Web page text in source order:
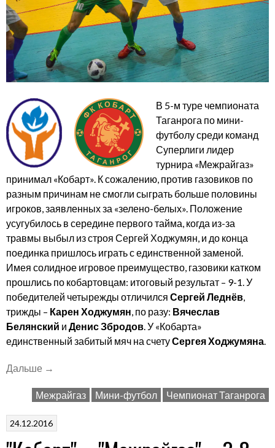
В 5-м туре чемпионата
Таганрога по мини-
футболу среди команд
Суперлиги лидер
турнира «Межрайгаз»
принимал «Кобарт». К сожалению, против газовиков по
разным причинам не смогли сыграть больше половины
игроков, заявленных за «зелено-белых». Положение
усугубилось в середине первого тайма, когда из-за
травмы выбыл из строя Сергей Ходжумян, и до конца
поединка пришлось играть с единственной заменой.
Имея солидное игровое преимущество, газовики катком
прошлись по кобартовцам: итоговый результат – 9-1. У
победителей четырежды отличился Сергей Леднёв,
трижды – Карен Ходжумян, по разу: Вячеслав
Белянский и Денис Збродов. У «Кобарта»
единственный забитый мяч на счетуСергея Ходжумяна.
Дальше «Попали
каток»
→
Межрайгаз Мини-футбол Чемпионат Таганрога
24.12.2016